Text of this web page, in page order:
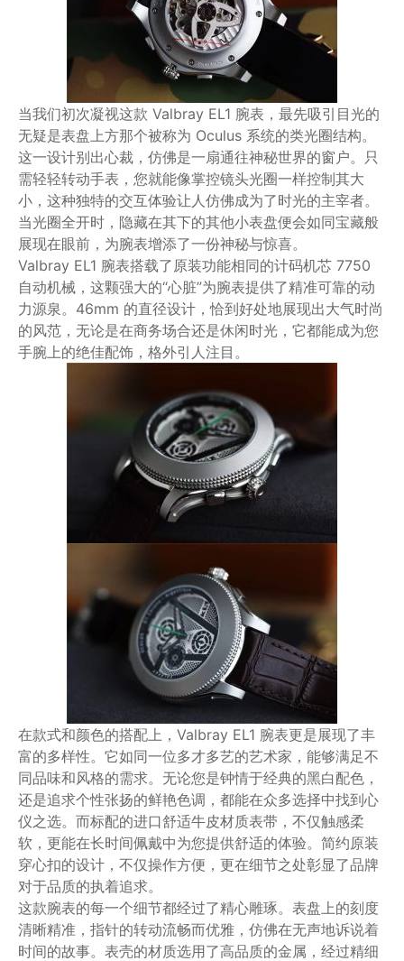
当我们初次凝视这款 Valbray EL1 腕表，最先吸引目光的
无疑是表盘上方那个被称为 Oculus 系统的类光圈结构。
这一设计别出心裁，仿佛是一扇通往神秘世界的窗户。只
需轻轻转动手表，您就能像掌控镜头光圈一样控制其大
小，这种独特的交互体验让人仿佛成为了时光的主宰者。
当光圈全开时，隐藏在其下的其他小表盘便会如同宝藏般
展现在眼前，为腕表增添了一份神秘与惊喜。
Valbray EL1 腕表搭载了原装功能相同的计码机芯 7750
自动机械，这颗强大的“心脏”为腕表提供了精准可靠的动
力源泉。46mm 的直径设计，恰到好处地展现出大气时尚
的风范，无论是在商务场合还是休闲时光，它都能成为您
手腕上的绝佳配饰，格外引人注目。
在款式和颜色的搭配上，Valbray EL1 腕表更是展现了丰
富的多样性。它如同一位多才多艺的艺术家，能够满足不
同品味和风格的需求。无论您是钟情于经典的黑白配色，
还是追求个性张扬的鲜艳色调，都能在众多选择中找到心
仪之选。而标配的进口舒适牛皮材质表带，不仅触感柔
软，更能在长时间佩戴中为您提供舒适的体验。简约原装
穿心扣的设计，不仅操作方便，更在细节之处彰显了品牌
对于品质的执着追求。
这款腕表的每一个细节都经过了精心雕琢。表盘上的刻度
清晰精准，指针的转动流畅而优雅，仿佛在无声地诉说着
时间的故事。表壳的材质选用了高品质的金属，经过精细